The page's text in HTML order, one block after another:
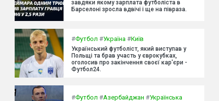
завдяки якому зарплата футболіста в
Барселоні зросла вдвічі і ще на півраза.
#Футбол #Україна #Київ
Український футболіст, який виступав у
Польщі та брав участь у єврокубках,
оголосив про закінчення своєї кар'єри -
Футбол24.
#Футбол #Азербайджан #Українська